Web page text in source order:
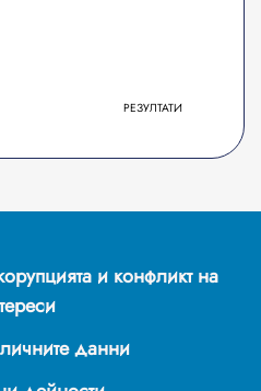
РЕЗУЛТАТИ
и конфликт на
данни